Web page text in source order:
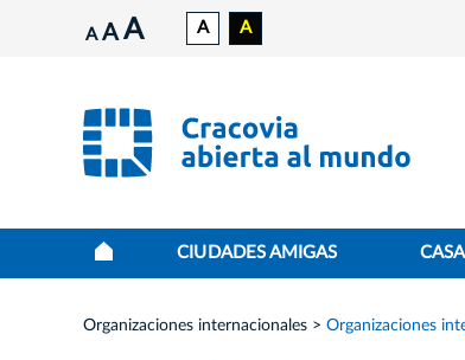
A A A A A
CIUDADES AMIGAS
Organizaciones internacionales Organizaciones